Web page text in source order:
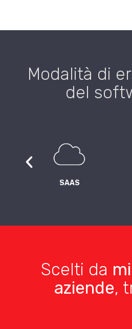
Modalità di
del
SAAS
Scelti da
aziende,